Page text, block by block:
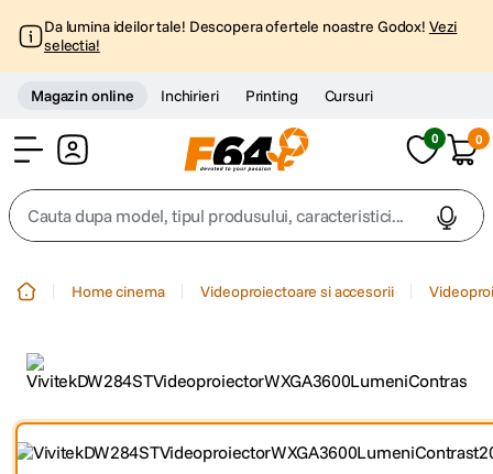
Da lumina ideilor tale! Descopera ofertele noastre Godox! Vezi
selectia!
Magazin online Inchirieri Printing Cursuri
0 0
Cauta dupa model, tipul produsului, caracteristici...
2. trepied
Home cinema Videoproiectoare si accesorii